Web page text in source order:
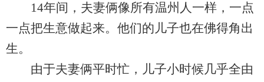
14年间，夫妻俩像所有温州人一样，一点
一点把生意做起来。他们的儿子也在佛得角出
生。
由于夫妻俩平时忙，儿子小时候几乎全由